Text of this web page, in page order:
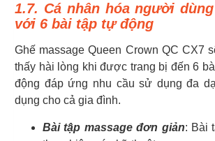
1.7. Cá nhân hóa người
với 6 bài tập tự động
Ghế massage Queen Crown QC CX7
thấy hài lòng khi được trang bị đến 6
động đáp ứng nhu cầu sử dụng đa
dụng cho cả gia đình.
Bài tập massage đơn giản: Bài